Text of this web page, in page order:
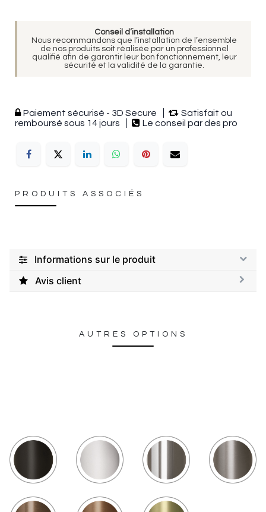
Conseil d’installation
Nous recommandons que l’installation de l’ensemble
de nos produits soit réalisée par un professionnel
qualifié afin de garantir leur bon fonctionnement, leur
sécurité et la validité de la garantie.
Paiement sécurisé - 3D Secure
Satisfait ou
remboursé sous 14 jours
Le conseil par des pro
PRODUITS ASSOCIÉS
Informations sur le produit
Avis client
AUTRES OPTIONS